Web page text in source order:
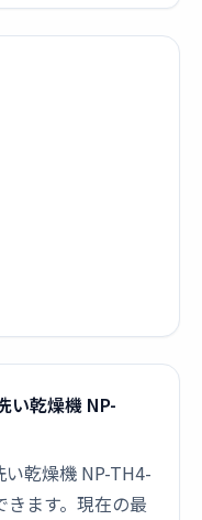
い乾燥機 NP-
乾燥機 NP-TH4-
ます。現在の最